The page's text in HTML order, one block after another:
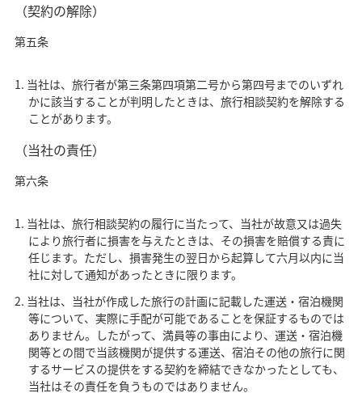
（契約の解除）
第五条
当社は、旅行者が第三条第四項第二号から第四号までのいずれ
かに該当することが判明したときは、旅行相談契約を解除する
ことがあります。
（当社の責任）
第六条
当社は、旅行相談契約の履行に当たって、当社が故意又は過失
により旅行者に損害を与えたときは、その損害を賠償する責に
任じます。ただし、損害発生の翌日から起算して六月以内に当
社に対して通知があったときに限ります。
当社は、当社が作成した旅行の計画に記載した運送・宿泊機関
等について、実際に手配が可能であることを保証するものでは
ありません。したがって、満員等の事由により、運送・宿泊機
関等との間で当該機関が提供する運送、宿泊その他の旅行に関
するサービスの提供をする契約を締結できなかったとしても、
当社はその責任を負うものではありません。